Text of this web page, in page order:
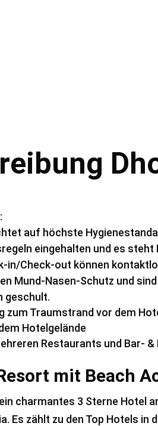
auf höchste
eingehalten und es
in/Check-out können
Mund-Nasen-Schutz und
geschult.
zum Traumstrand vor dem
Hotelgelände
Restaurants und Bar- &
mit Beach
charmantes 3 Sterne Hotel
Es zählt zu den Top Hotels in